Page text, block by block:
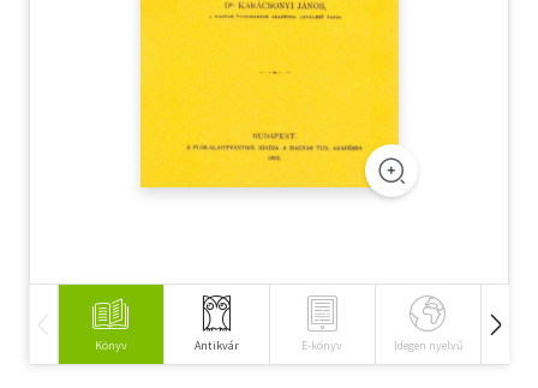
Tankönyv, segédkönyv
Társadalomtudomány
Természettudomány
Könyv Antikvár E-könyv Idegen nyelvű